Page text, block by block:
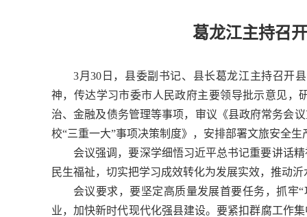
葛龙江主持召
3月30日，县委副书记、县长葛龙江主持召开
神，传达学习市委市人民政府主要领导批示意见，
治、金融及债务管理等事项，审议《县政府常务会
校“三重一大”事项决策制度》，安排部署文旅安全
会议强调，要深学细悟习近平总书记重要讲话
民生福祉，切实把学习成效转化为发展实效，推动
会议要求，要坚定高质量发展首要任务，抓牢
业，加快新时代现代化强县建设。要紧扣群腐工作